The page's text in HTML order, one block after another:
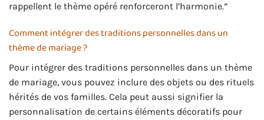
rappellent le thème opéré renforceront l’harmonie.”
Comment intégrer des traditions personnelles dans un
thème de mariage ?
Pour intégrer des traditions personnelles dans un thème
de mariage, vous pouvez inclure des objets ou des rituels
hérités de vos familles. Cela peut aussi signifier la
personnalisation de certains éléments décoratifs pour